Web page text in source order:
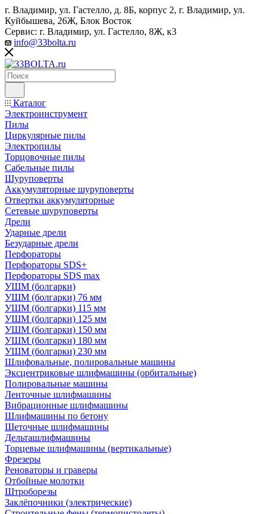
г. Владимир, ул. Гастелло, д. 8Б, корпус 2, г. Владимир, ул. ​
Куйбышева, 26Ж, Блок Восток
Сервис: г. Владимир, ул. Гастелло, 8Ж, к3
info@33bolta.ru
Каталог
Электроинструмент
Пилы
Циркулярные пилы
Электропилы
Торцовочные пилы
Сабельные пилы
Шуруповерты
Аккумуляторные шуруповерты
Отвертки аккумуляторные
Сетевые шуруповерты
Дрели
Ударные дрели
Безударные дрели
Перфораторы
Перфораторы SDS+
Перфораторы SDS max
УШМ (болгарки)
УШМ (болгарки) 76 мм
УШМ (болгарки) 115 мм
УШМ (болгарки) 125 мм
УШМ (болгарки) 150 мм
УШМ (болгарки) 180 мм
УШМ (болгарки) 230 мм
Шлифовальные, полировальные машины
Эксцентриковые шлифмашины (орбитальные)
Полировальные машины
Ленточные шлифмашины
Вибрационные шлифмашины
Шлифмашины по бетону
Щеточные шлифмашины
Дельташлифмашины
Торцевые шлифмашины (вертикальные)
Фрезеры
Реноваторы и граверы
Отбойные молотки
Штроборезы
Заклёпочники (электрические)